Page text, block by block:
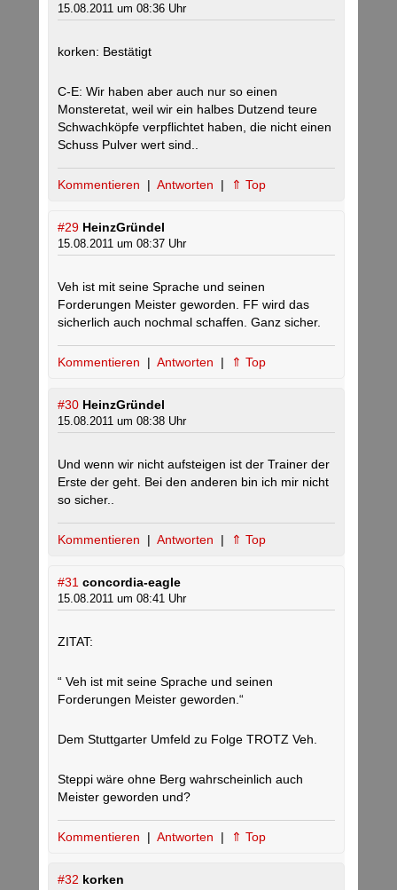
15.08.2011 um 08:36 Uhr
korken: Bestätigt
C-E: Wir haben aber auch nur so einen
Monsteretat, weil wir ein halbes Dutzend teure
Schwachköpfe verpflichtet haben, die nicht einen
Schuss Pulver wert sind..
Kommentieren | Antworten | ⇑ Top
#29 HeinzGründel
15.08.2011 um 08:37 Uhr
Veh ist mit seine Sprache und seinen
Forderungen Meister geworden. FF wird das
sicherlich auch nochmal schaffen. Ganz sicher.
Kommentieren | Antworten | ⇑ Top
#30 HeinzGründel
15.08.2011 um 08:38 Uhr
Und wenn wir nicht aufsteigen ist der Trainer der
Erste der geht. Bei den anderen bin ich mir nicht
so sicher..
Kommentieren | Antworten | ⇑ Top
#31 concordia-eagle
15.08.2011 um 08:41 Uhr
ZITAT:
“ Veh ist mit seine Sprache und seinen
Forderungen Meister geworden.“
Dem Stuttgarter Umfeld zu Folge TROTZ Veh.
Steppi wäre ohne Berg wahrscheinlich auch
Meister geworden und?
Kommentieren | Antworten | ⇑ Top
#32 korken